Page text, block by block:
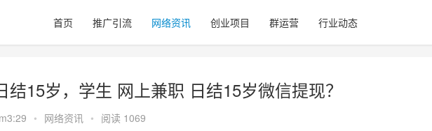
首页 推广引流 网络资讯 创业项目 群运营 行业动态
结15岁，学生 网上兼职 日结15岁微信提现？
• 网络资讯 • 阅读 1069